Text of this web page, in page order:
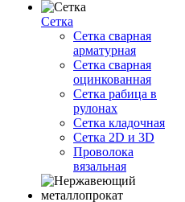
Сетка
Сетка сварная
арматурная
Сетка сварная
оцинкованная
Сетка рабица в
рулонах
Сетка кладочная
Сетка 2D и 3D
Проволока
вязальная